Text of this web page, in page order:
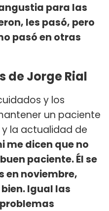
para las
les pasó, pero
pasó en otras
de Jorge Rial
y los
un paciente
la actualidad de
me dicen que no
paciente. Él se
en noviembre,
Igual las